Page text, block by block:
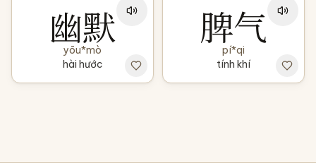
幽默
yōu*mò
hài hước
脾气
pí*qi
tính khí